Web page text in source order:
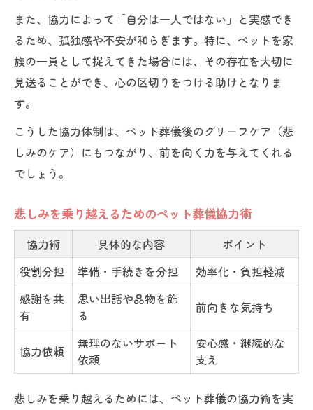
また、協力によって「自分は一人ではない」と実感でき
るため、孤独感や不安が和らぎます。特に、ペットを家
族の一員として捉えてきた場合には、その存在を大切に
見送ることができ、心の区切りをつける助けとなりま
す。
こうした協力体制は、ペット葬儀後のグリーフケア（悲
しみのケア）にもつながり、前を向く力を与えてくれる
でしょう。
悲しみを乗り越えるためのペット葬儀協力術
協力術 具体的な内容
ポイント
役割分担
準備・手続きを分担
効率化・負担軽減
感謝を共
有
思い出話や品物を飾
る
前向きな気持ち
協力依頼
無理のないサポート
依頼
安心感・継続的な
支え
悲しみを乗り越えるためには、ペット葬儀の協力術を実